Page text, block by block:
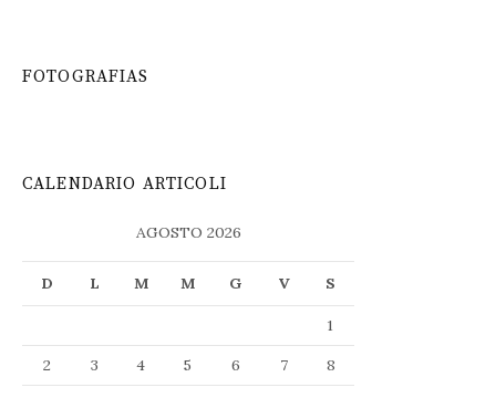
FOTOGRAFIAS
CALENDARIO ARTICOLI
AGOSTO 2026
D L M M G V S
1
2
3 4 5 6 7
8